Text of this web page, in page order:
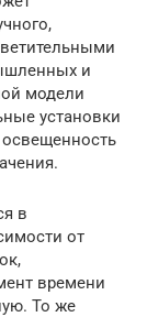
и
модели
установки
в
от
времени
То же